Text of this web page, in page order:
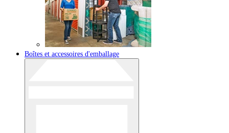
Boîtes et accessoires d'emballage